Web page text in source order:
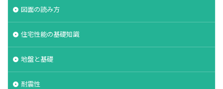
図面の読み方
住宅性能の基礎知識
地盤と基礎
耐震性